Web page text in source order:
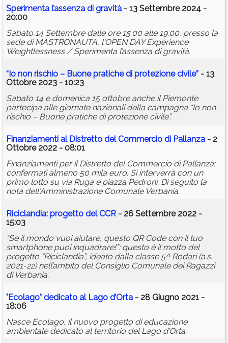
Sperimenta l’assenza di gravità - 13 Settembre 2024 -
20:00
Sabato 14 Settembre dalle ore 15.00 alle 19.00, presso la
sede di MASTRONAUTA, l‘OPEN DAY Experience
Weightlessness / Sperimenta l’assenza di gravità.
“Io non rischio – Buone pratiche di protezione civile” - 13
Ottobre 2023 - 10:23
Sabato 14 e domenica 15 ottobre anche il Piemonte
partecipa alle giornate nazionali della campagna “Io non
rischio – Buone pratiche di protezione civile”.
Finanziamenti al Distretto del Commercio di Pallanza - 2
Ottobre 2022 - 08:01
Finanziamenti per il Distretto del Commercio di Pallanza:
confermati almeno 50 mila euro. Si interverrà con un
primo lotto su via Ruga e piazza Pedroni. Di seguito la
nota dell'Amministrazione Comunale Verbania.
Riciclandia: progetto del CCR - 26 Settembre 2022 -
15:03
“Se il mondo vuoi aiutare, questo QR Code con il tuo
smartphone puoi inquadrare!”: questo è il motto del
progetto “Riciclandia”, ideato dalla classe 5^ Rodari (a.s.
2021-22) nell’ambito del Consiglio Comunale dei Ragazzi
di Verbania.
"Ecolago" dedicato al Lago d’Orta - 28 Giugno 2021 -
18:06
Nasce Ecolago, il nuovo progetto di educazione
ambientale dedicato al territorio del Lago d’Orta.